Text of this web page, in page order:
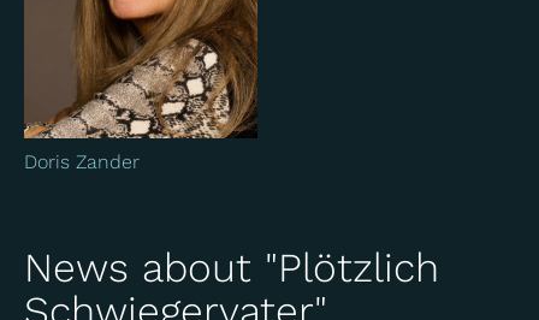
Doris Zander
News about "Plötzlich